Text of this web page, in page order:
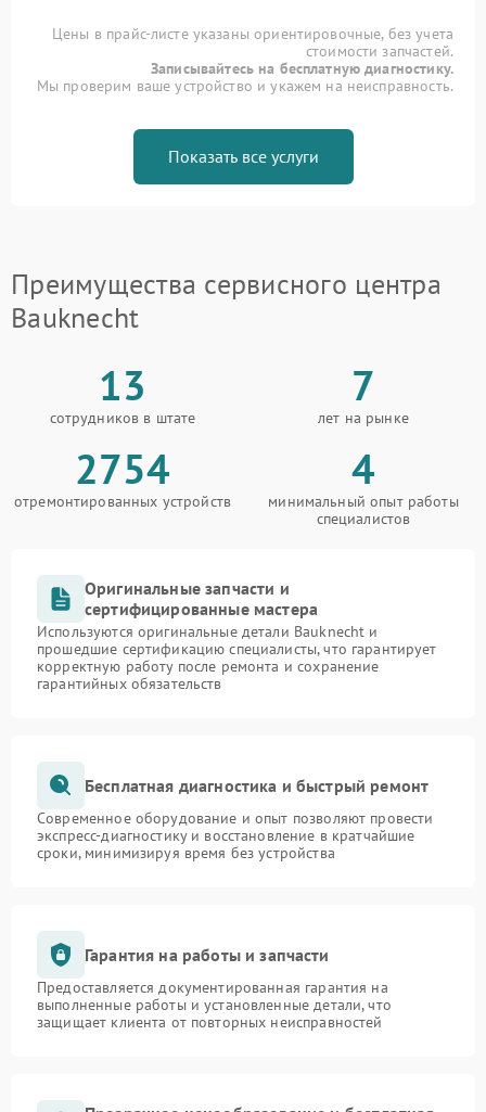
Цены в прайс-листе указаны ориентировочные, без учета
стоимости запчастей.
Записывайтесь на бесплатную диагностику.
Мы проверим ваше устройство и укажем на неисправность.
Показать все услуги
Преимущества сервисного центра
Bauknecht
13
сотрудников в штате
7
лет на рынке
2754
отремонтированных устройств
4
минимальный опыт работы
специалистов
Оригинальные запчасти и
сертифицированные мастера
Используются оригинальные детали Bauknecht и
прошедшие сертификацию специалисты, что гарантирует
корректную работу после ремонта и сохранение
гарантийных обязательств
Бесплатная диагностика и быстрый ремонт
Современное оборудование и опыт позволяют провести
экспресс-диагностику и восстановление в кратчайшие
сроки, минимизируя время без устройства
Гарантия на работы и запчасти
Предоставляется документированная гарантия на
выполненные работы и установленные детали, что
защищает клиента от повторных неисправностей